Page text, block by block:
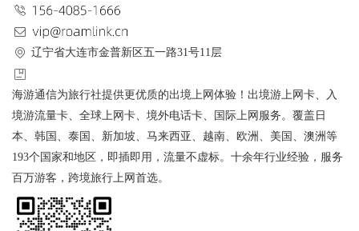
辽宁省大连市金普新区五一路31号11层
海游通信为旅行社提供更优质的出境上网体验！出境游上网卡、入
境游流量卡、全球上网卡、境外电话卡、国际上网服务。覆盖日
本、韩国、泰国、新加坡、马来西亚、越南、欧洲、美国、澳洲等
193个国家和地区，即插即用，流量不虚标。十余年行业经验，服务
百万游客，跨境旅行上网首选。